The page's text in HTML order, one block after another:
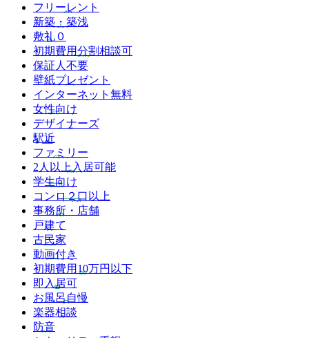
フリーレント
新築・築浅
敷礼０
初期費用分割相談可
保証人不要
壁紙プレゼント
インターネット無料
女性向け
デザイナーズ
駅近
ファミリー
2人以上入居可能
学生向け
コンロ２口以上
事務所・店舗
戸建て
古民家
動画付き
初期費用10万円以下
即入居可
お風呂自慢
楽器相談
防音